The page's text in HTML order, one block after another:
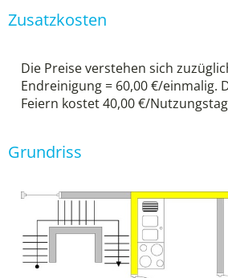
Zusatzkosten
Die Preise verstehen sich
Endreinigung = 60,00 €/einmalig.
Feiern kostet 40,00 €/
Grundriss